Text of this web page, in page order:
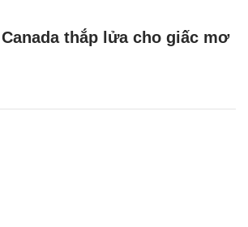
thắp lửa cho giấc mơ